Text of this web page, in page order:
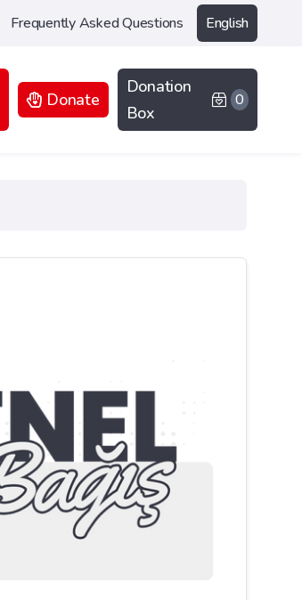
Frequently Asked Questions English
Donate
Donation
Box
0